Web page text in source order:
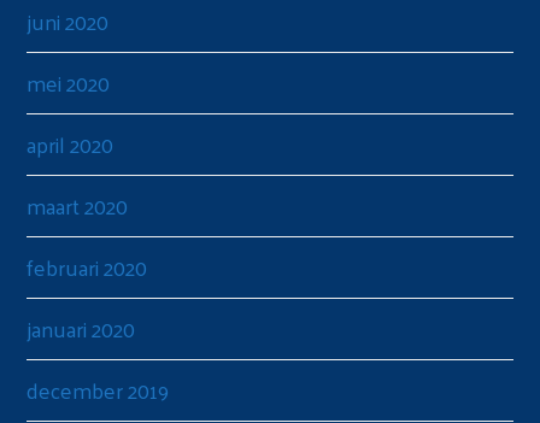
juni 2020
mei 2020
april 2020
maart 2020
februari 2020
januari 2020
december 2019